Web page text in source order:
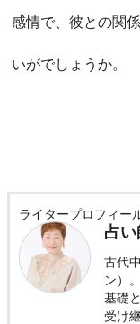
感情で、彼との関
いがでしょうか。
ライタープロフィー
占
古代
ン）
基礎
受け